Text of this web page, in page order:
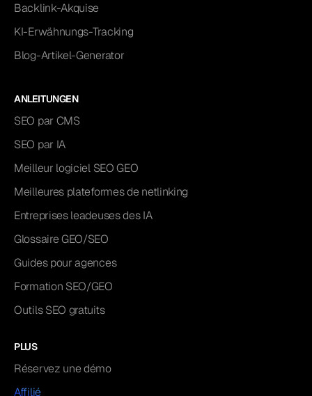
Backlink-Akquise
KI-Erwähnungs-Tracking
Blog-Artikel-Generator
ANLEITUNGEN
SEO par CMS
SEO par IA
Meilleur logiciel SEO GEO
Meilleures plateformes de netlinking
Entreprises leadeuses des IA
Glossaire GEO/SEO
Guides pour agences
Formation SEO/GEO
Outils SEO gratuits
PLUS
Réservez une démo
Affilié